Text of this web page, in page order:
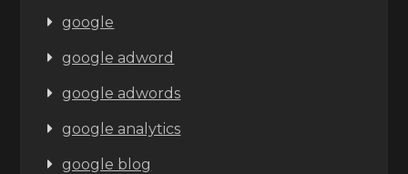
google
google adword
google adwords
google analytics
google blog